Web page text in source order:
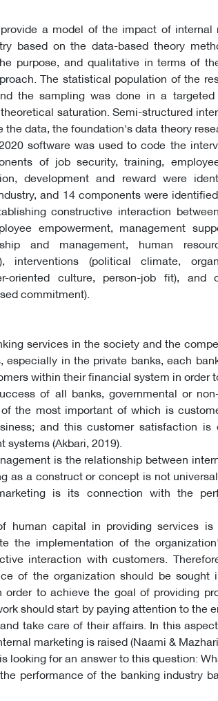
a model of the impact of internal
based on the data-based theory
purpose, and qualitative in terms of
The statistical population of the
the sampling was done in a
saturation. Semi-structured
data, the foundation's data theory
software was used to code the
of job security, training,
development and reward were
and 14 components were
constructive interaction
empowerment, management
and management, human
interventions (political climate,
oriented culture, person-job fit), and
commitment).
services in the society and the
in the private banks, each
within their financial system in order
of all banks, governmental or
the most important of which is
and this customer satisfaction
(Akbari, 2019).
is the relationship between
as a construct or concept is not
is its connection with the
human capital in providing services
the implementation of the
interaction with customers.
of the organization should be sought
to achieve the goal of providing
should start by paying attention to the
take care of their affairs. In this
marketing is raised (Naami &
looking for an answer to this question:
performance of the banking industry